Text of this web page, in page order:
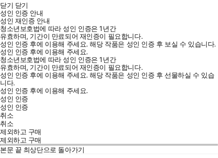
닫기 닫기
성인 인증 안내
성인 재인증 안내
청소년보호법에 따라 성인 인증은 1년간
유효하며, 기간이 만료되어 재인증이 필요합니다.
성인 인증 후에 이용해 주세요.해당 작품은 성인 인증 후 보실 수 있습니다.
성인 인증 후에 이용해 주세요.
청소년보호법에 따라 성인 인증은 1년간
유효하며, 기간이 만료되어 재인증이 필요합니다.
성인 인증 후에 이용해 주세요.해당 작품은 성인 인증 후 선물하실 수 있습
니다.
성인 인증 후에 이용해 주세요.
성인 인증
성인 인증
취소
취소
제외하고 구매
제외하고 구매
본문 끝 최상단으로 돌아가기